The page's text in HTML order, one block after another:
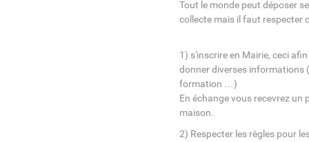
Tout le monde peut déposer
collecte mais il faut respecter
1) s'inscrire en Mairie, ceci
donner diverses
formation …)
En échange vous recevrez
maison.
2) Respecter les règles pour